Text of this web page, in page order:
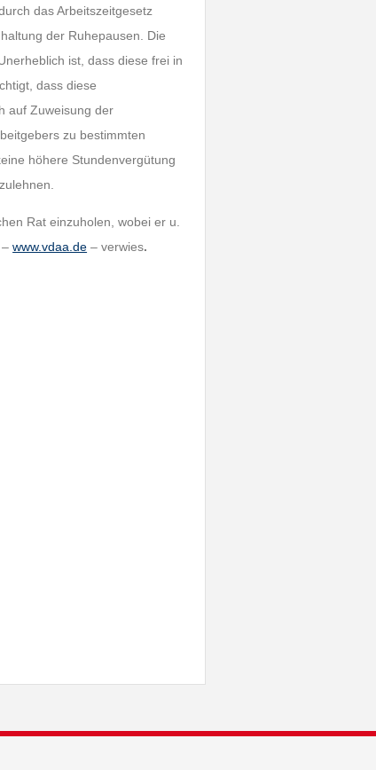
das Arbeitszeitgesetz
der Ruhepausen. Die
ist, dass diese frei in
dass diese
auf Zuweisung der
zu bestimmten
höhere Stundenvergütung
Rat einzuholen, wobei er u.
–www.vdaa.de – verwies.